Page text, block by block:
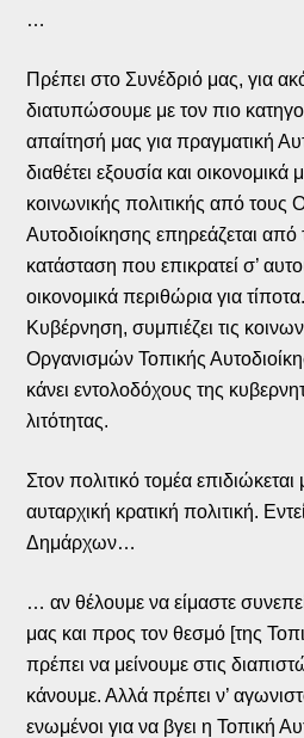
…
Πρέπει στο Συνέδριό μας, για
διατυπώσουμε με τον πιο
απαίτησή μας για πραγματική
διαθέτει εξουσία και
κοινωνικής πολιτικής από τους
Αυτοδιοίκησης επηρεάζεται
κατάσταση που επικρατεί σ’
οικονομικά περιθώρια για
Κυβέρνηση, συμπιέζει τις
Οργανισμών Τοπικής
κάνει εντολοδόχους της
λιτότητας.
Στον πολιτικό τομέα
αυταρχική κρατική πολιτική.
Δημάρχων…
… αν θέλουμε να είμαστε
μας και προς τον θεσμό [της
πρέπει να μείνουμε στις
κάνουμε. Αλλά πρέπει ν’
ενωμένοι για να βγει η Τοπική